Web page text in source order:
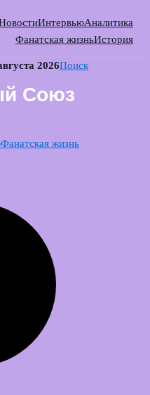
ИнтервьюАналитика
Фанатская жизньИстория
2026Поиск
Фанатская жизнь